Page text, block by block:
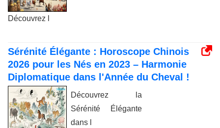
Découvrez l
Sérénité Élégante : Horoscope Chinois
2026 pour les Nés en 2023 – Harmonie
Diplomatique dans l'Année du Cheval !
Découvrez la
Sérénité Élégante
dans l